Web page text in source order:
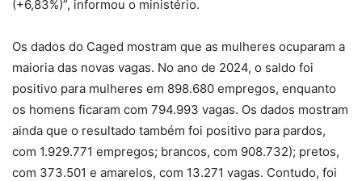
(+6,83%)”, informou o ministério.
Os dados do Caged mostram que as mulheres ocuparam a
maioria das novas vagas. No ano de 2024, o saldo foi
positivo para mulheres em 898.680 empregos, enquanto
os homens ficaram com 794.993 vagas. Os dados mostram
ainda que o resultado também foi positivo para pardos,
com 1.929.771 empregos; brancos, com 908.732); pretos,
com 373.501 e amarelos, com 13.271 vagas. Contudo, foi